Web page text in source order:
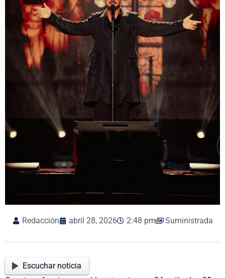
Redacción abril 28, 2026 2:48 pm Suministrada
Escuchar noticia